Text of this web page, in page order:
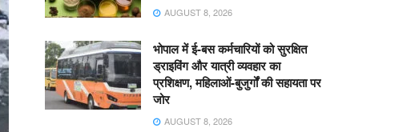
AUGUST 8, 2026
भोपाल में ई-बस कर्मचारियों को सुरक्षित
ड्राइविंग और यात्री व्यवहार का
प्रशिक्षण, महिलाओं-बुजुर्गों की सहायता पर
जोर
AUGUST 8, 2026